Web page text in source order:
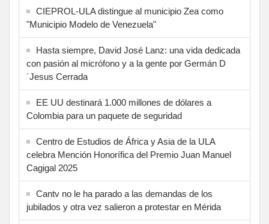
CIEPROL-ULA distingue al municipio Zea como
"Municipio Modelo de Venezuela"
Hasta siempre, David José Lanz: una vida dedicada
con pasión al micrófono y a la gente por Germán D
´Jesus Cerrada
EE UU destinará 1.000 millones de dólares a
Colombia para un paquete de seguridad
Centro de Estudios de África y Asia de la ULA
celebra Mención Honorífica del Premio Juan Manuel
Cagigal 2025
Cantv no le ha parado a las demandas de los
jubilados y otra vez salieron a protestar en Mérida